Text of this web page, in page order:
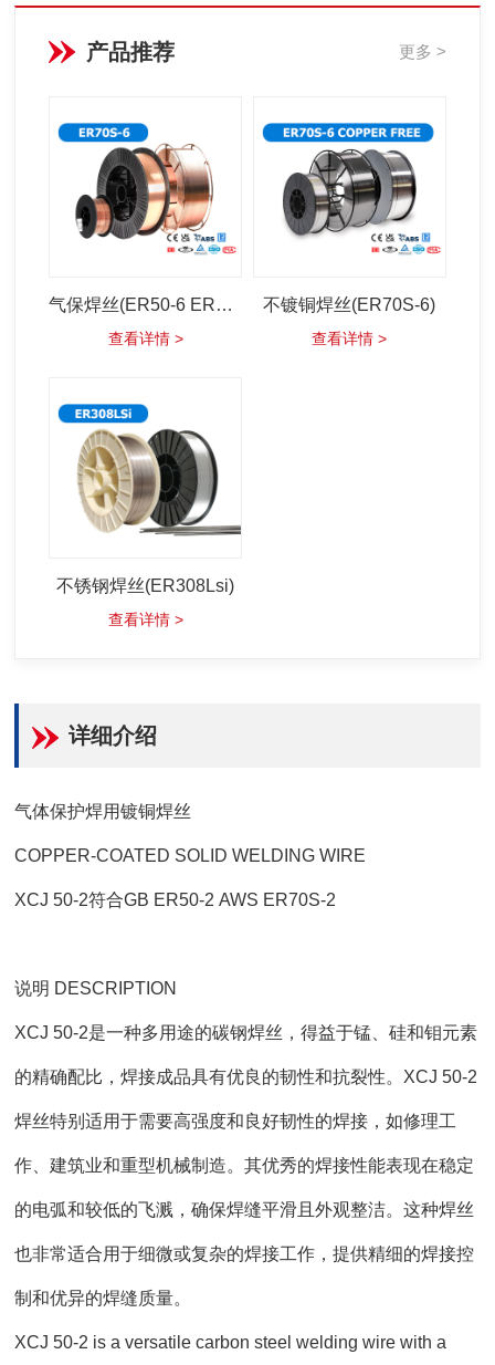
产品推荐 更多 >
气保焊丝(ER50-6 ER70s-6)
查看详情 >
不镀铜焊丝(ER70S-6)
查看详情 >
不锈钢焊丝(ER308Lsi)
查看详情 >
详细介绍
气体保护焊用镀铜焊丝
COPPER-COATED SOLID WELDING WIRE
XCJ 50-2符合GB ER50-2 AWS ER70S-2
说明 DESCRIPTION
XCJ 50-2是一种多用途的碳钢焊丝，得益于锰、硅和钼元素
的精确配比，焊接成品具有优良的韧性和抗裂性。XCJ 50-2
焊丝特别适用于需要高强度和良好韧性的焊接，如修理工
作、建筑业和重型机械制造。其优秀的焊接性能表现在稳定
的电弧和较低的飞溅，确保焊缝平滑且外观整洁。这种焊丝
也非常适合用于细微或复杂的焊接工作，提供精细的焊接控
制和优异的焊缝质量。
XCJ 50-2 is a versatile carbon steel welding wire with a